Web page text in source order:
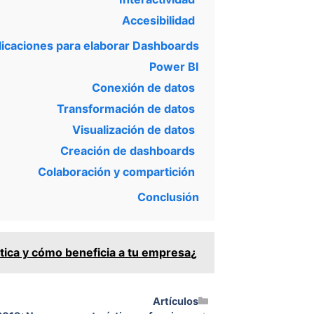
Accesibilidad
para elaborar Dashboards
Power BI
Conexión de datos
Transformación de datos
Visualización de datos
Creación de dashboards
Colaboración y compartición
Conclusión
¿Qué es la consultoría informática y cómo beneficia a tu empresa?
Categorías
Artículos